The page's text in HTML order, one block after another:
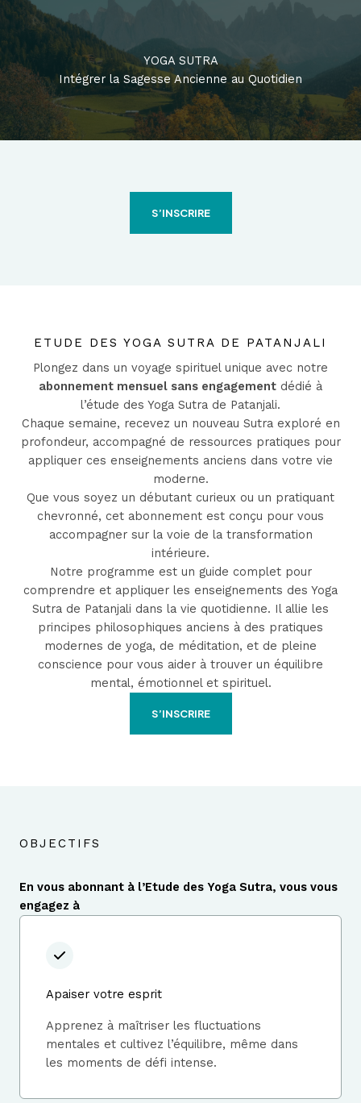
contenu
YOGA SUTRA
Intégrer la Sagesse Ancienne au Quotidien
S’INSCRIRE
ETUDE DES YOGA SUTRA DE PATANJALI
Plongez dans un voyage spirituel unique avec notre
abonnement mensuel sans engagement dédié à
l’étude des Yoga Sutra de Patanjali.
Chaque semaine, recevez un nouveau Sutra exploré en
profondeur, accompagné de ressources pratiques pour
appliquer ces enseignements anciens dans votre vie
moderne.
Que vous soyez un débutant curieux ou un pratiquant
chevronné, cet abonnement est conçu pour vous
accompagner sur la voie de la transformation
intérieure.
Notre programme est un guide complet pour
comprendre et appliquer les enseignements des Yoga
Sutra de Patanjali dans la vie quotidienne. Il allie les
principes philosophiques anciens à des pratiques
modernes de yoga, de méditation, et de pleine
conscience pour vous aider à trouver un équilibre
mental, émotionnel et spirituel.
S’INSCRIRE
OBJECTIFS
En vous abonnant à l’Etude des Yoga Sutra, vous vous
engagez à
Apaiser votre esprit
Apprenez à maîtriser les fluctuations
mentales et cultivez l’équilibre, même dans
les moments de défi intense.